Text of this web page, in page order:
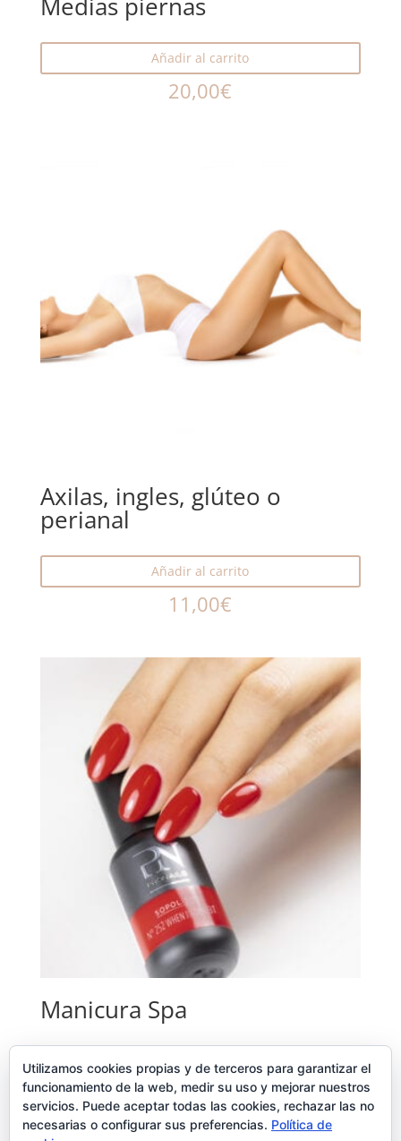
Medias piernas
Añadir al carrito
20,00€
Axilas, ingles, glúteo o
perianal
Añadir al carrito
11,00€
Manicura Spa
Seleccionar opciones
41,00 €–51,00€
Utilizamos cookies propias y de terceros para garantizar el
funcionamiento de la web, medir su uso y mejorar nuestros
servicios. Puede aceptar todas las cookies, rechazar las no
necesarias o configurar sus preferencias. Política de